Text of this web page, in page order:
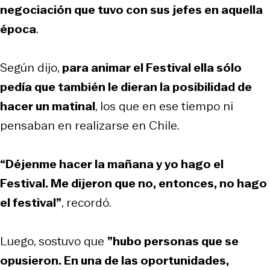
negociación que tuvo con sus jefes en aquella
época.
Según dijo, para animar el Festival ella sólo
pedía que también le dieran la posibilidad de
hacer un matinal, los que en ese tiempo ni
pensaban en realizarse en Chile.
“Déjenme hacer la mañana y yo hago el
Festival. Me dijeron que no, entonces, no hago
el festival”, recordó.
Luego, sostuvo que ”hubo personas que se
opusieron. En una de las oportunidades,